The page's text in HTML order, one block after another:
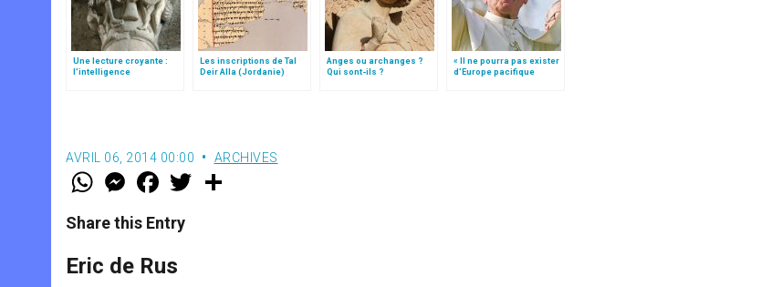
Une lecture croyante :
l’intelligence
Les inscriptions de Tal
Deir Alla (Jordanie)
Anges ou archanges ?
Qui sont-ils ?
« Il ne pourra pas exister
d’Europe pacifique
AVRIL 06, 2014 00:00 ARCHIVES
W
t
s
p
p
M
e
s
e
g
e
F
a
e
b
o
k
w
Share this Entry
Eric de Rus